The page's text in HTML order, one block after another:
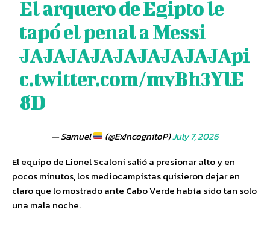
El arquero de Egipto le
tapó el penal a Messi
JAJAJAJAJAJAJAJAJApi
c.twitter.com/mvBh3YlE
8D
— Samuel (@ExIncognitoP)July 7, 2026
El equipo de Lionel Scaloni salió a presionar alto y en
pocos minutos, los mediocampistas quisieron dejar en
claro que lo mostrado ante Cabo Verde había sido tan solo
una mala noche.